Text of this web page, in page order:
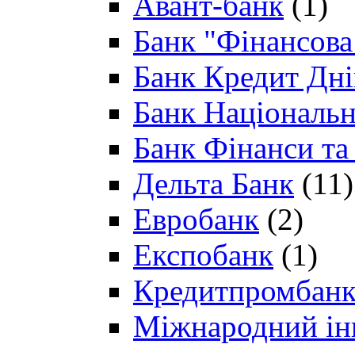
Банк "Фінансова
Банк Кредит
Банк
Банк Фінанси
Дельта Банк (11)
Евробанк (2)
Експобанк (1)
Міжнародний